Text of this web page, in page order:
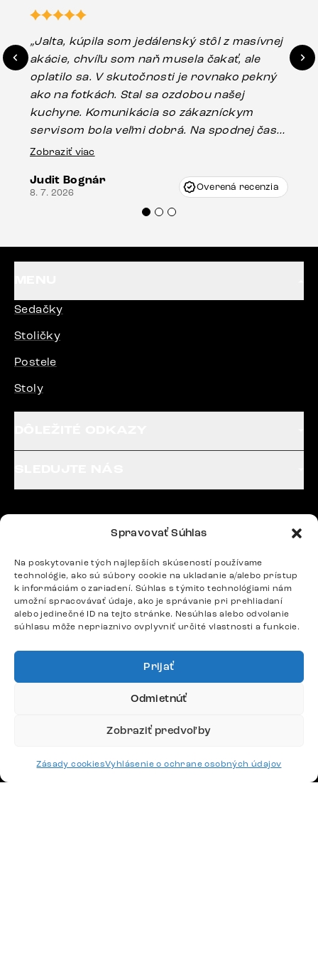
Spravovať Súhlas
Na poskytovanie tých najlepších skúseností používame
technológie, ako sú súbory cookie na ukladanie a/alebo prístup
k informáciám o zariadení. Súhlas s týmito technológiami nám
umožní spracovávať údaje, ako je správanie pri prehliadaní
alebo jedinečné ID na tejto stránke. Nesúhlas alebo odvolanie
súhlasu môže nepriaznivo ovplyvniť určité vlastnosti a funkcie.
Prijať
Odmietnúť
Zobraziť predvoľby
Zásady cookiesVyhlásenie o ochrane osobných údajov
„Jalta, kúpila som jedálenský stôl z masívnej
akácie, chvíľu som naň musela čakať, ale
oplatilo sa. V skutočnosti je rovnako pekný
ako na fotkách. Stal sa ozdobou našej
kuchyne. Komunikácia so zákazníckym
servisom bola veľmi dobrá. Na spodnej časti
stola bolo malé poškodenie, pravdepodobne
Vincze pri riešení mojej záležitosti pristúpili
veľmi korektne. Odporúčam produkty Delife
Zobraziť viac
Judit Bognár
8. 7. 2026 Overená recenzia
Sedačky
Stoličky
Postele
Stoly
Potrebujete radu? Ozvite sa.
Po – Pia: 9:00 – 17:00
podpora@delife-shop.sk
Odpovedáme do 24 hodín.
Doprava